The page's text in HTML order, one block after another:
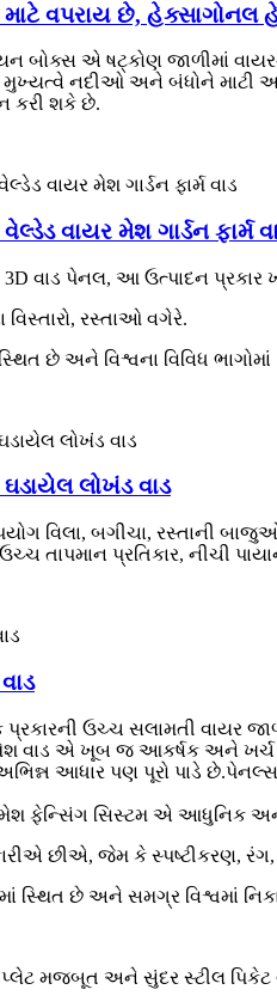
માટે વપરાય છે, હેક્સાગોનલ
બોક્સ એ ષટ્કોણ જાળીમાં
નદીઓ અને બંધોને માટી અને
કરી શકે છે.
વાયર મેશ ગાર્ડન ફાર્મ
વાડ પેનલ, આ ઉત્પાદન
વિસ્તારો, રસ્તાઓ વગેરે.
છે અને વિશ્વના વિવિધ
લોખંડ વાડ
વિલા, બગીચા, રસ્તાની
તાપમાન પ્રતિકાર, નીચી
ઉચ્ચ સલામતી વાયર
વાડ એ ખૂબ જ આકર્ષક અને ખર્ચ
આધાર પણ પૂરો પાડે છે.
મેશ ફેન્સિંગ સિસ્ટમ એ આધુનિક
છીએ, જેમ કે સ્પષ્ટીકરણ, રંગ,
સ્થિત છે અને સમગ્ર વિશ્વમાં